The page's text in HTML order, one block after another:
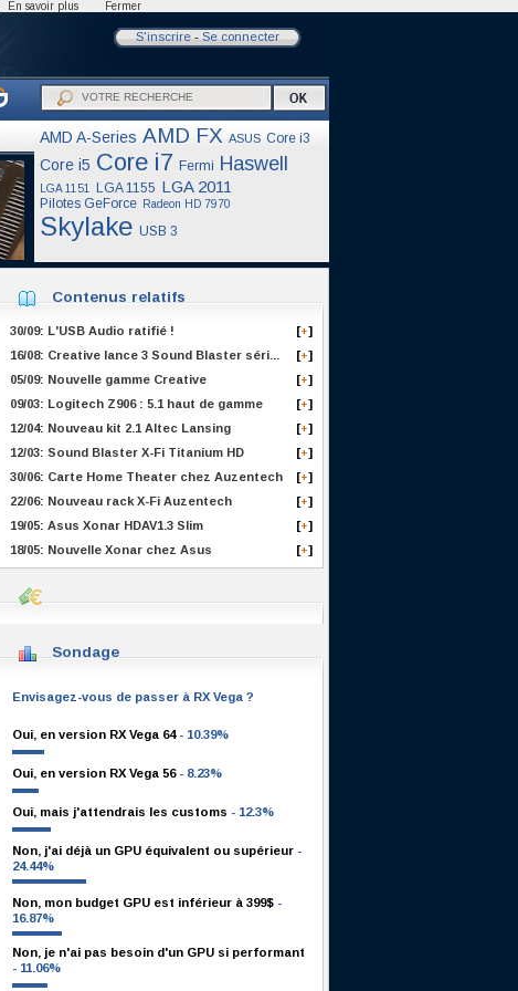
S'inscrire- Se connecter
AMD A-Series AMD FX ASUS Core i3
Core i5 Core i7 Fermi Haswell
LGA 1151 LGA 1155 LGA 2011
Pilotes GeForce Radeon HD 7970
Skylake USB 3
Contenus relatifs
[+]
30/09: L'USB Audio ratifié !
[+]
16/08: Creative lance 3 Sound Blaster séri...
[+]
05/09: Nouvelle gamme Creative
[+]
09/03: Logitech Z906 : 5.1 haut de gamme
[+]
12/04: Nouveau kit 2.1 Altec Lansing
[+]
12/03: Sound Blaster X-Fi Titanium HD
[+]
30/06: Carte Home Theater chez Auzentech
[+]
22/06: Nouveau rack X-Fi Auzentech
[+]
19/05: Asus Xonar HDAV1.3 Slim
[+]
18/05: Nouvelle Xonar chez Asus
Sondage
Envisagez-vous de passer à RX Vega ?
Oui, en version RX Vega 64- 10.39%
Oui, en version RX Vega 56- 8.23%
Oui, mais j'attendrais les customs - 12.3%
Non, j'ai déjà un GPU équivalent ou supérieur -
24.44%
Non, mon budget GPU est inférieur à 399$ -
16.87%
Non, je n'ai pas besoin d'un GPU si performant
- 11.06%
En savoir plus Fermer